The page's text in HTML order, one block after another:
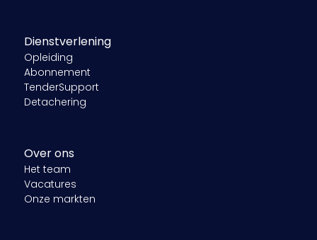
Dienstverlening
Opleiding
Abonnement
TenderSupport
Detachering
Over ons
Het team
Vacatures
Onze markten